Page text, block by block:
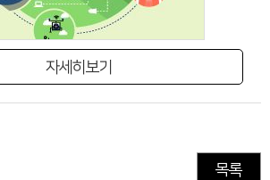
자세히보기
목록